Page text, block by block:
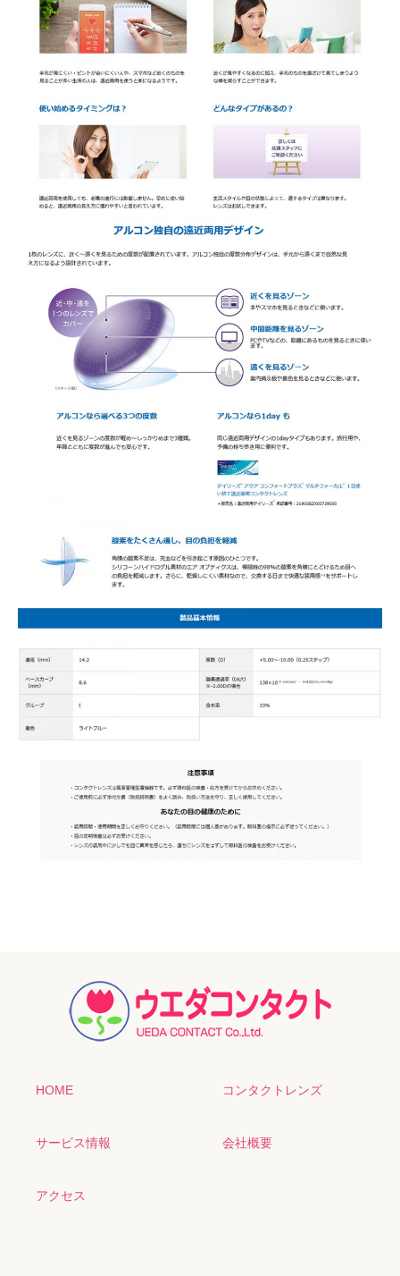
HOME コンタクトレンズ
サービス情報 会社概要
アクセス